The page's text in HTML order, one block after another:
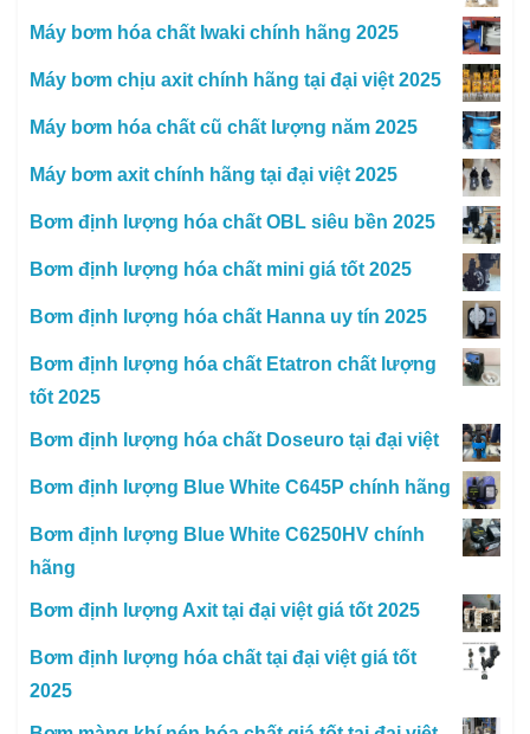
Máy bơm hóa chất Iwaki chính hãng 2025
Máy bơm chịu axit chính hãng tại đại việt 2025
Máy bơm hóa chất cũ chất lượng năm 2025
Máy bơm axit chính hãng tại đại việt 2025
Bơm định lượng hóa chất OBL siêu bền 2025
Bơm định lượng hóa chất mini giá tốt 2025
Bơm định lượng hóa chất Hanna uy tín 2025
Bơm định lượng hóa chất Etatron chất lượng
tốt 2025
Bơm định lượng hóa chất Doseuro tại đại việt
Bơm định lượng Blue White C645P chính hãng
Bơm định lượng Blue White C6250HV chính
hãng
Bơm định lượng Axit tại đại việt giá tốt 2025
Bơm định lượng hóa chất tại đại việt giá tốt
2025